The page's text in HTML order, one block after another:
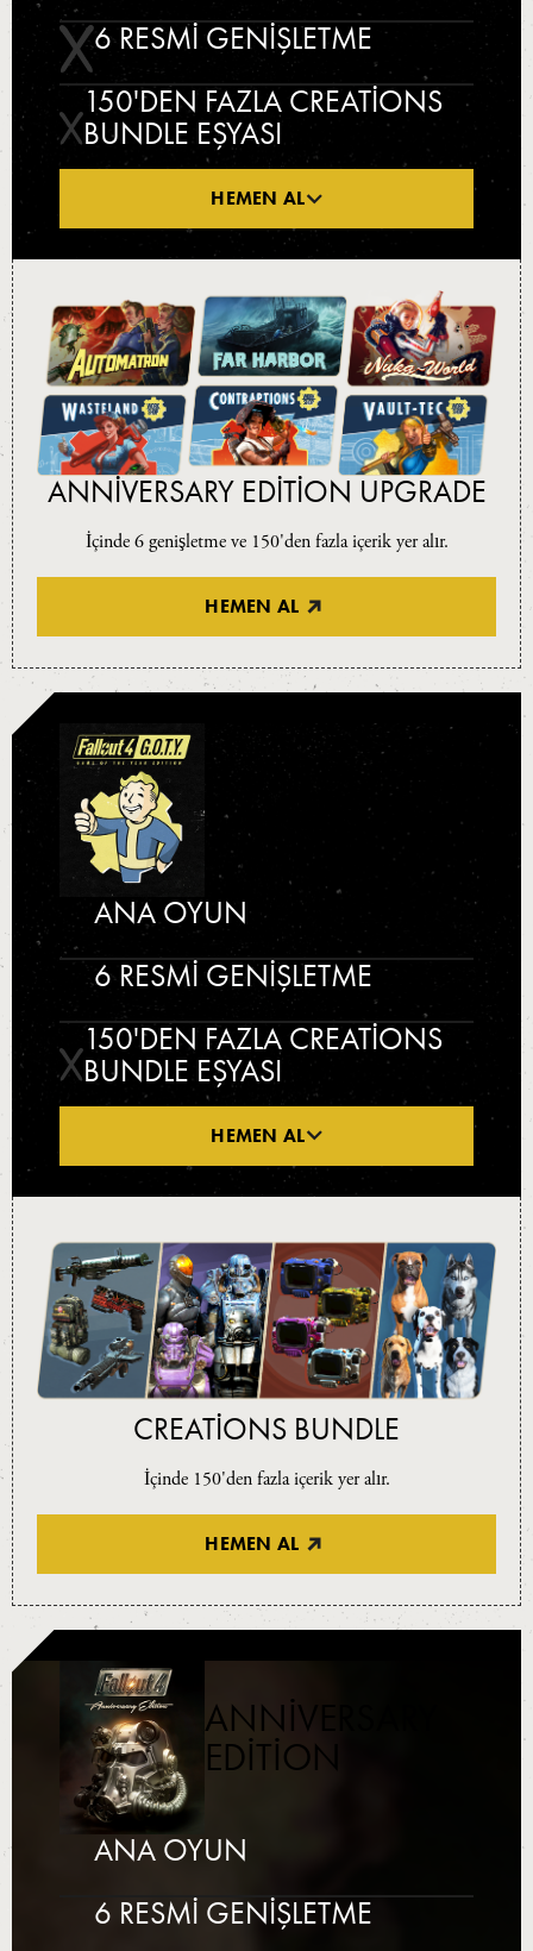
6 RESMI GENIŞLETME
150'DEN FAZLA CREATIONS
BUNDLE EŞYASI
HEMEN AL
ANNIVERSARY EDITION UPGRADE
İçinde 6 genişletme ve 150'den fazla içerik yer alır.
HEMEN AL
GAME OF THE
YEAR EDITION
ANA OYUN
6 RESMI GENIŞLETME
150'DEN FAZLA CREATIONS
BUNDLE EŞYASI
HEMEN AL
CREATIONS BUNDLE
İçinde 150'den fazla içerik yer alır.
HEMEN AL
ANNIVERSARY
EDITION
ANA OYUN
6 RESMI GENIŞLETME